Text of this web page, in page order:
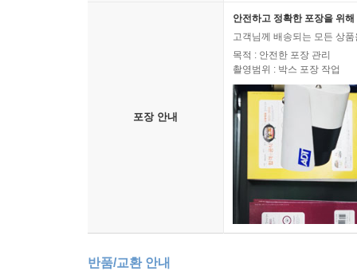
영혼의 진화 - ‘인성 人性’과 ‘영혼의 진화’의 관계
‘가슴 명상’에서 말하는 인성 人性 이란 무엇인가
부작용이 없는 ‘영적 가슴 수행’
무아 無我 와 상락아적 常樂我淨
수행자의 두 가지 과제 - 본성 보기와 영혼의 진화
포장 안내
안전하고 정확한 포장을 위
고객님께 배송되는 모든 상
목적 : 안전한 포장 관리
촬영범위 : 박스 포장 작업
반품/교환 안내